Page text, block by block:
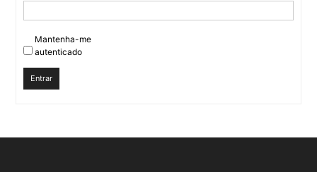
Mantenha-me
autenticado
Entrar